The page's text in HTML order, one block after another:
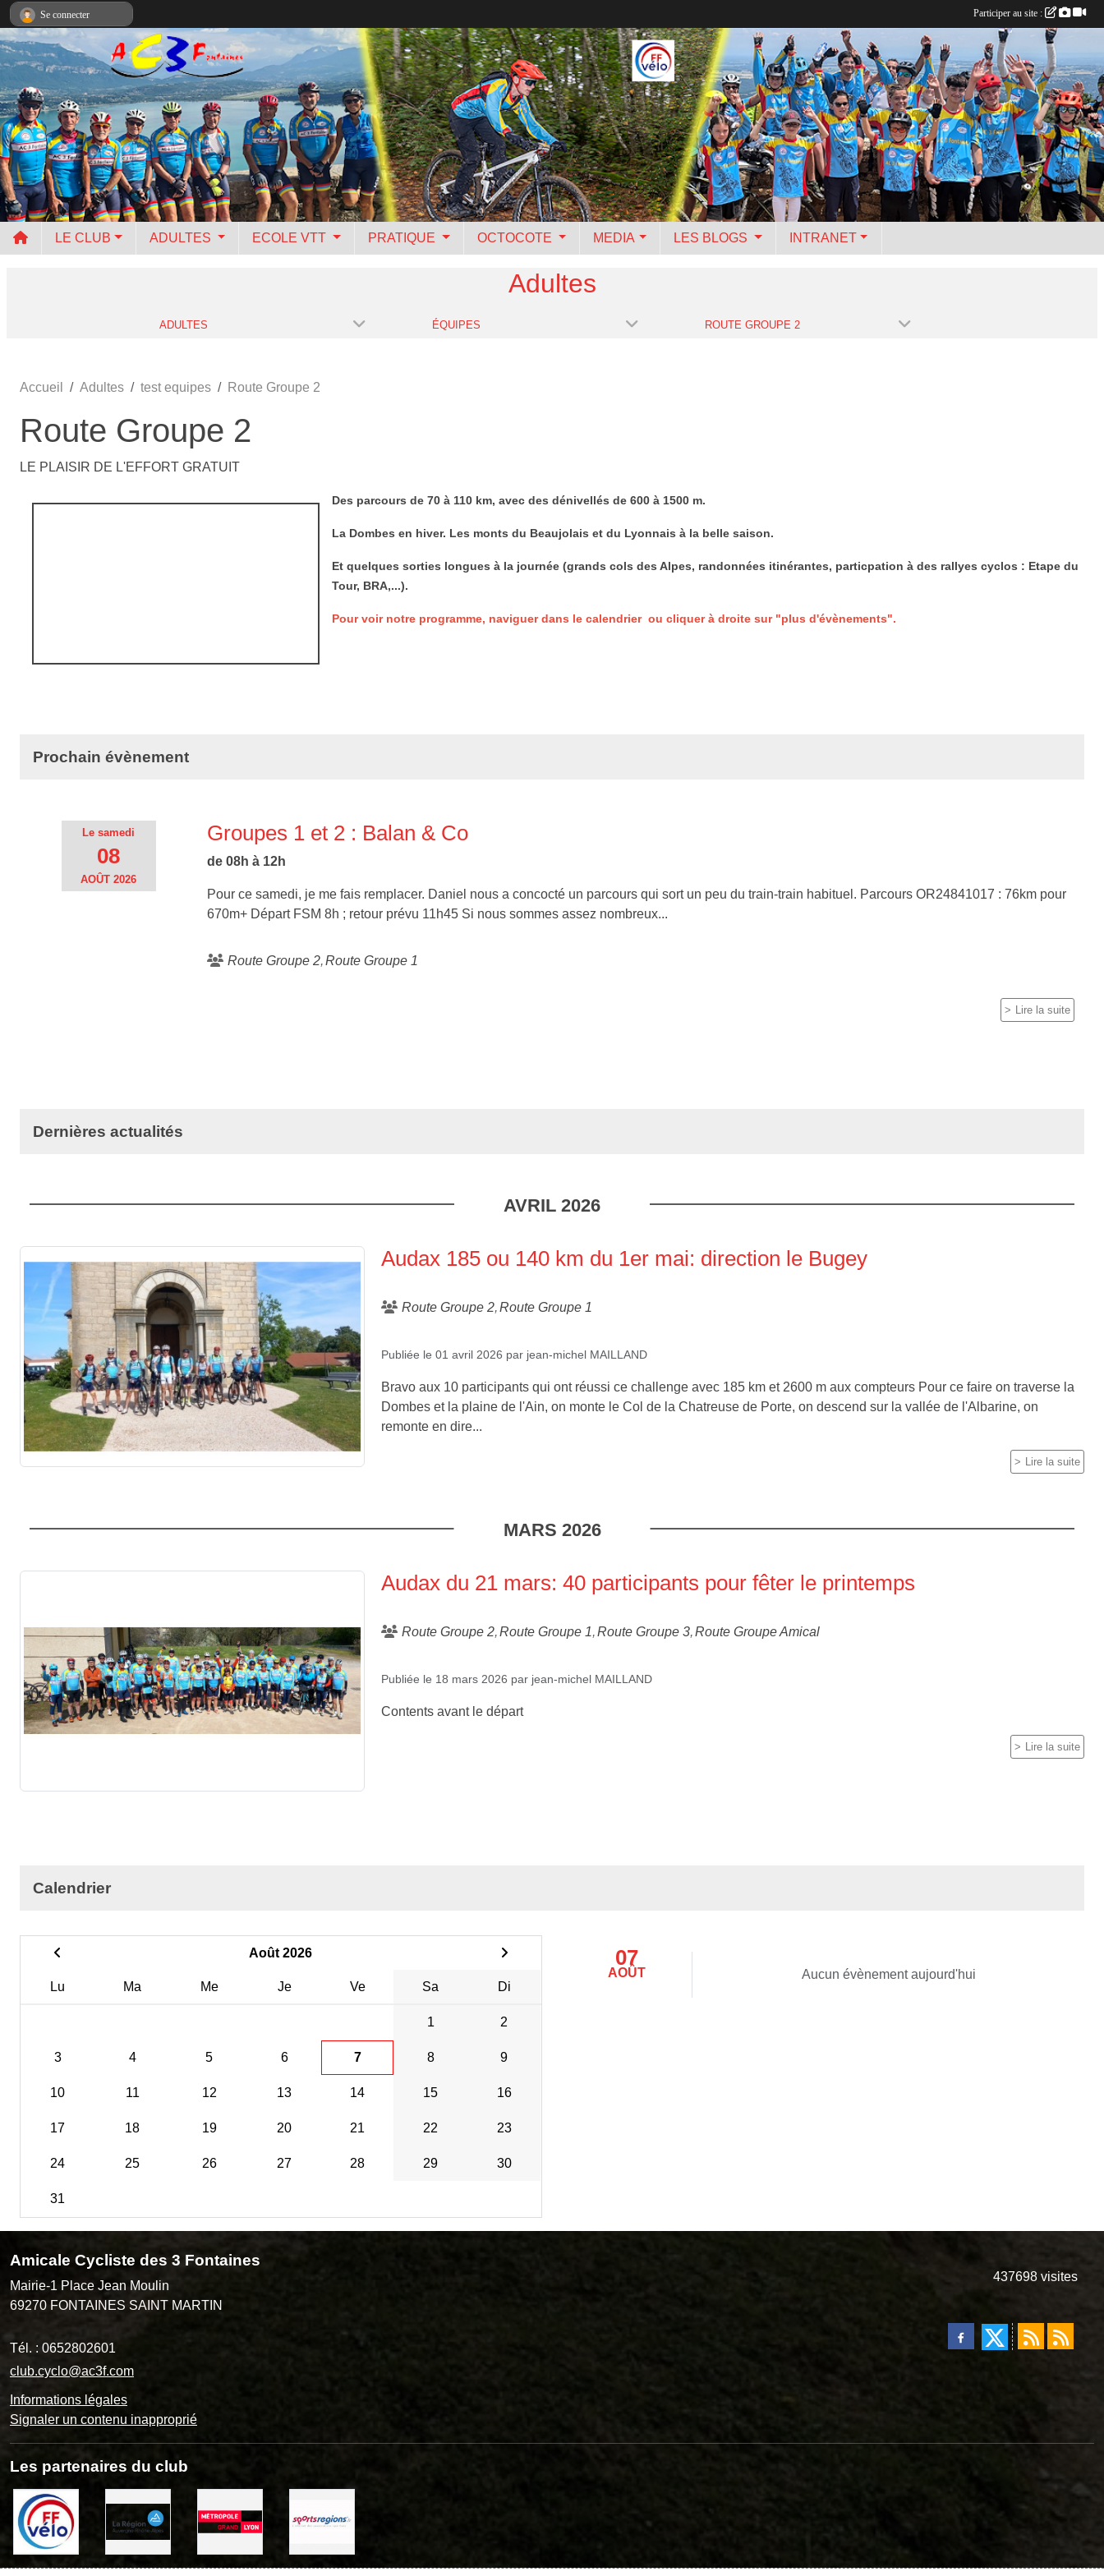
LE CLUB ADULTES ECOLE VTT PRATIQUE OCTOCOTE MEDIA LES BLOGS INTRANET
Adultes
ADULTES ÉQUIPES ROUTE GROUPE 2
Accueil Adultes test equipes Route Groupe 2
Route Groupe 2
LE PLAISIR DE L'EFFORT GRATUIT
Des parcours de 70 à 110 km, avec des dénivellés de 600 à 1500 m.
La Dombes en hiver. Les monts du Beaujolais et du Lyonnais à la belle saison.
Et quelques sorties longues à la journée (grands cols des Alpes, randonnées itinérantes, particpation à des rallyes cyclos : Etape du
Tour, BRA,...).
Pour voir notre programme, naviguer dans le calendrier ou cliquer à droite sur "plus d'évènements".
Prochain évènement
Le samedi
08
AOÛT 2026
Groupes 1 et 2 : Balan & Co
de 08h à 12h
Pour ce samedi, je me fais remplacer. Daniel nous a concocté un parcours qui sort un peu du train-train habituel. Parcours OR24841017 : 76km pour
670m+ Départ FSM 8h ; retour prévu 11h45 Si nous sommes assez nombreux...
Route Groupe 2 Route Groupe 1
Lire la suite
Dernières actualités
AVRIL 2026
Audax 185 ou 140 km du 1er mai: direction le Bugey
Route Groupe 2 Route Groupe 1
Publiée le 01 avril 2026 par jean-michel MAILLAND
Bravo aux 10 participants qui ont réussi ce challenge avec 185 km et 2600 m aux compteurs Pour ce faire on traverse la
Dombes et la plaine de l'Ain, on monte le Col de la Chatreuse de Porte, on descend sur la vallée de l'Albarine, on
remonte en dire...
Lire la suite
MARS 2026
Audax du 21 mars: 40 participants pour fêter le printemps
Route Groupe 2 Route Groupe 1 Route Groupe 3 Route Groupe Amical
Publiée le 18 mars 2026 par jean-michel MAILLAND
Contents avant le départ
Lire la suite
Calendrier
Août 2026
Lu Ma Me Je Ve Sa Di
1 2
3 4 5 6 7 8 9
10 11 12 13 14 15 16
17 18 19 20 21 22 23
24 25 26 27 28 29 30
31
07
AOÛT Aucun évènement aujourd'hui
Amicale Cycliste des 3 Fontaines
Mairie-1 Place Jean Moulin
69270 FONTAINES SAINT MARTIN
Tél. : 0652802601
club.cyclo@ac3f.com
Informations légales
Signaler un contenu inapproprié
437698 visites
Les partenaires du club
Se connecter Participer au site :
Panneau de gestion des cookies